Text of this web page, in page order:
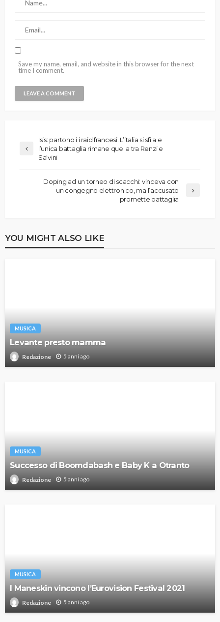
Save my name, email, and website in this browser for the next
time I comment.
Isis: partono i i raid francesi. L’italia si sfila e
l’unica battaglia rimane quella tra Renzi e
Salvini
Doping ad un torneo di scacchi: vinceva con
un congegno elettronico, ma l’accusato
promette battaglia
YOU MIGHT ALSO LIKE
MUSICA
Levante presto mamma
Redazione 5 anni ago
MUSICA
Successo di Boomdabash e Baby K a Otranto
Redazione 5 anni ago
MUSICA
I Maneskin vincono l’Eurovision Festival 2021
Redazione 5 anni ago